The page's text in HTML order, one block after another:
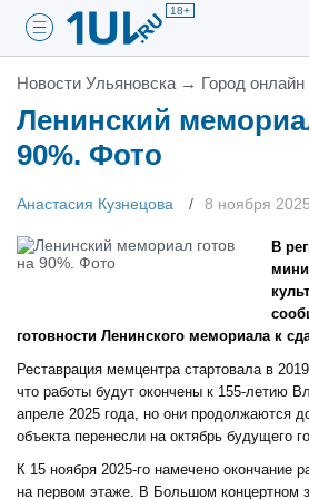
18+
Новости Ульяновска → Город онлайн
Ленинский
90%. Фото
Анастасия Кузнецова 8 ноября
В
готовности Ленинского мемориала к
Реставрация мемцентра стартовала в
что работы будут окончены к 155-летию
апреле 2025 года, но они продолжаются
объекта перенесли на октябрь будущего
К 15 ноября 2025-го намечено окончание
на первом этаже. В Большом концертном